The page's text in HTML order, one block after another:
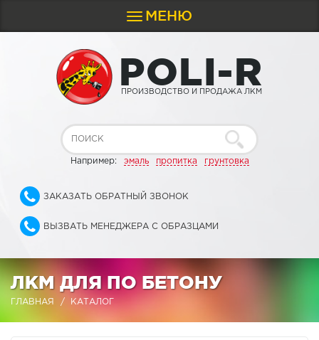
Toggle
navigation
МЕНЮ
POLI-R
ПРОИЗВОДСТВО И ПРОДАЖА ЛКМ
Например: эмаль пропитка грунтовка
ЗАКАЗАТЬ ОБРАТНЫЙ ЗВОНОК
ВЫЗВАТЬ МЕНЕДЖЕРА С ОБРАЗЦАМИ
ЛКМ ДЛЯ ПО БЕТОНУ
ГЛАВНАЯ КАТАЛОГ